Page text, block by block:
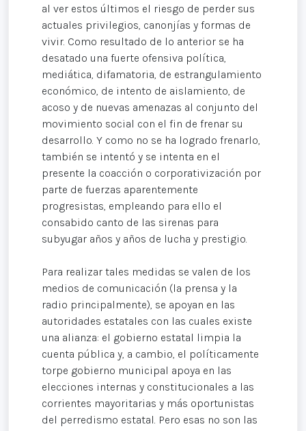
al ver estos últimos el riesgo de perder sus
actuales privilegios, canonjías y formas de
vivir. Como resultado de lo anterior se ha
desatado una fuerte ofensiva política,
mediática, difamatoria, de estrangulamiento
económico, de intento de aislamiento, de
acoso y de nuevas amenazas al conjunto del
movimiento social con el fin de frenar su
desarrollo. Y como no se ha logrado frenarlo,
también se intentó y se intenta en el
presente la coacción o corporativización por
parte de fuerzas aparentemente
progresistas, empleando para ello el
consabido canto de las sirenas para
subyugar años y años de lucha y prestigio.
Para realizar tales medidas se valen de los
medios de comunicación (la prensa y la
radio principalmente), se apoyan en las
autoridades estatales con las cuales existe
una alianza: el gobierno estatal limpia la
cuenta pública y, a cambio, el políticamente
torpe gobierno municipal apoya en las
elecciones internas y constitucionales a las
corrientes mayoritarias y más oportunistas
del perredismo estatal. Pero esas no son las